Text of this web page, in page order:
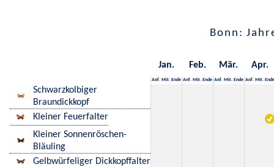
Bonn:
Jan. Feb. Mär. Apr.
Anf. Mit. Ende Anf. Mit. Ende Anf. Mit. Ende Anf. Mit. Ende
Schwarzkolbiger
Braundickkopf
Kleiner Feuerfalter
Kleiner Sonnenröschen-
Bläuling
Gelbwürfeliger Dickkopffalter